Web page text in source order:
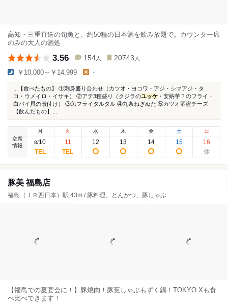
高知・三重直送の旬魚と、約50種の日本酒を飲み放題で。カウンター席
のみの大人の酒処
3.56 154 人 20743 人
￥10,000～￥14,999 -
...【食べたもの】 ①刺身盛り合わせ（カツオ・ヨコワ・アジ・シマアジ・タ
コ・ウメイロ・イサキ） ②アテ3種盛り（クジラのユッケ ・安納芋？のフライ・
白バイ貝の煮付け） ③魚フライタルタル ④九条ねぎぬた ⑤カツオ酒盗チーズ
【飲んだもの】...
空席
情報
月
8/10
火
11
水
12
木
13
金
14
土
15
日
16
豚美 福島店
福島（ＪＲ西日本）駅 43m / 豚料理、とんかつ、豚しゃぶ
【福島での夏宴会に！】豚焼肉！豚葱しゃぶもずく鍋！TOKYO Xも食
べ比べできます！